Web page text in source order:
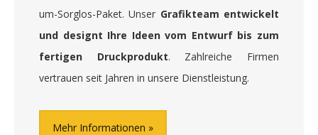
um-Sorglos-Paket. Unser Grafikteam entwickelt
und designt Ihre Ideen vom Entwurf bis zum
fertigen Druckprodukt. Zahlreiche Firmen
vertrauen seit Jahren in unsere Dienstleistung.
Mehr Informationen